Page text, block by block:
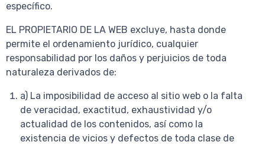
específico.
EL PROPIETARIO DE LA WEB excluye, hasta donde
permite el ordenamiento jurídico, cualquier
responsabilidad por los daños y perjuicios de toda
naturaleza derivados de:
a) La imposibilidad de acceso al sitio web o la falta
de veracidad, exactitud, exhaustividad y/o
actualidad de los contenidos, así como la
existencia de vicios y defectos de toda clase de